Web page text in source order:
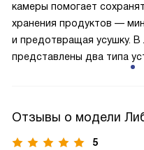
и быстрее происходит
меньше электроэнергии.
камеры помогает
хранения продуктов —
и предотвращая усушку. В
представлены два типа
с панелью, выполняющей
устройства
Отзывы о модели
5